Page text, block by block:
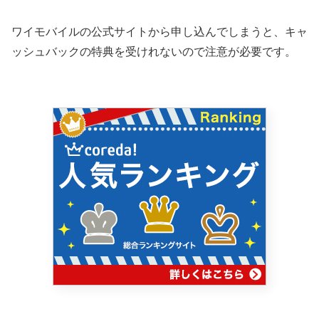
ワイモバイルの公式サイトから申し込んでしまうと、キャ
ッシュバックの特典を受けれないので注意が必要です。